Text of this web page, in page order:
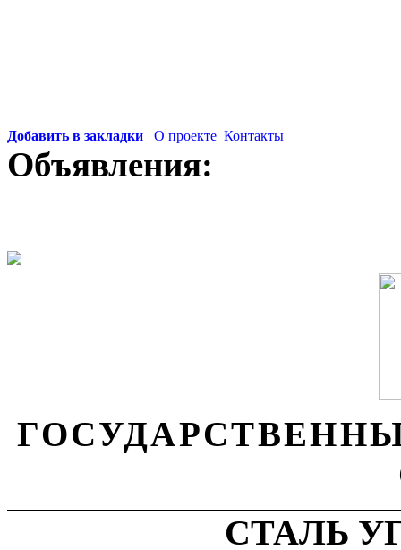
Добавить в закладки О проекте Контакты
Объявления:
СТАЛЬ